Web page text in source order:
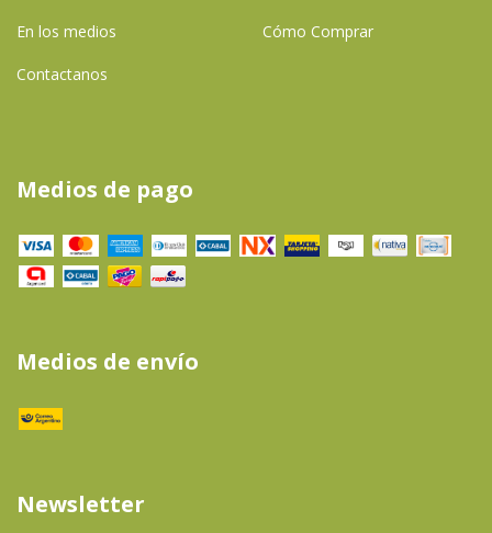
En los medios Cómo Comprar
Contactanos
Medios de pago
Medios de envío
Newsletter